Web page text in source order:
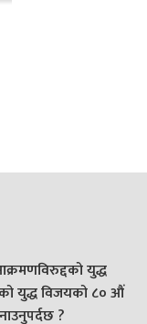
युद्ध
युद्ध विजयको ८० औं
?